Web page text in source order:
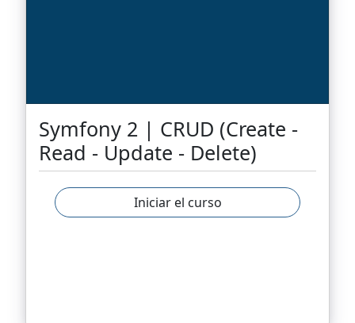
Symfony 2 | CRUD (Create -
Read - Update - Delete)
Iniciar el curso